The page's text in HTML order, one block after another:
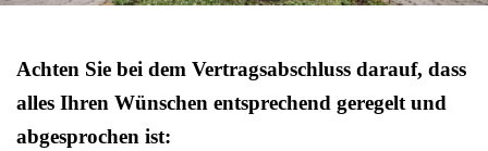
Achten Sie bei dem Vertragsabschluss darauf, dass
alles Ihren Wünschen entsprechend geregelt und
abgesprochen ist: